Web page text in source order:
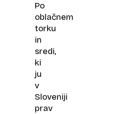
Po
oblačnem
torku
in
sredi,
ki
ju
v
Sloveniji
prav